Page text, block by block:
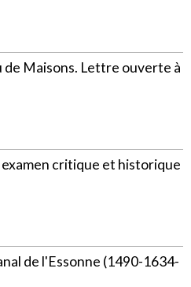
de Maisons. Lettre ouverte à
examen critique et historique
de l'Essonne (1490-1634-